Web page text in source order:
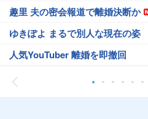
趣里 夫の密会報道で離婚決断か
ゆきぽよ まるで別人な現在の姿
人気YouTuber 離婚を即撤回